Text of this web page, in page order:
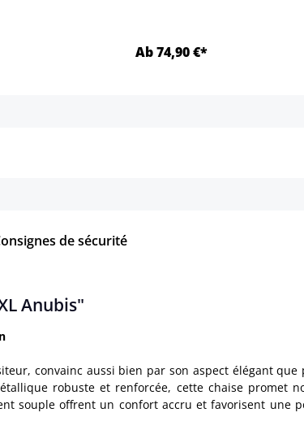
Ab 74,90 €*
de sécurité
Anubis"
convainc aussi bien par son aspect élégant
robuste et renforcée, cette chaise promet
souple offrent un confort accru et favorisent une